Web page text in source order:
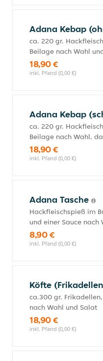
Adana Kebap
ca. 220 gr.
Beilage nach Wahl
18,90 €
inkl. Pfand (0,00 €)
Adana Kebap
ca. 220 gr.
Beilage nach Wahl,
18,90 €
inkl. Pfand (0,00 €)
Adana Tasche
Hackfleischspieß im
und einer Sauce nach
8,90 €
inkl. Pfand (0,00 €)
Köfte
ca.300 gr.
nach Wahl und Salat
18,90 €
inkl. Pfand (0,00 €)